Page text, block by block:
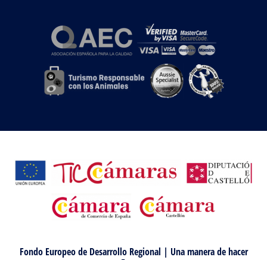
Fondo Europeo de Desarrollo Regional | Una manera de hacer